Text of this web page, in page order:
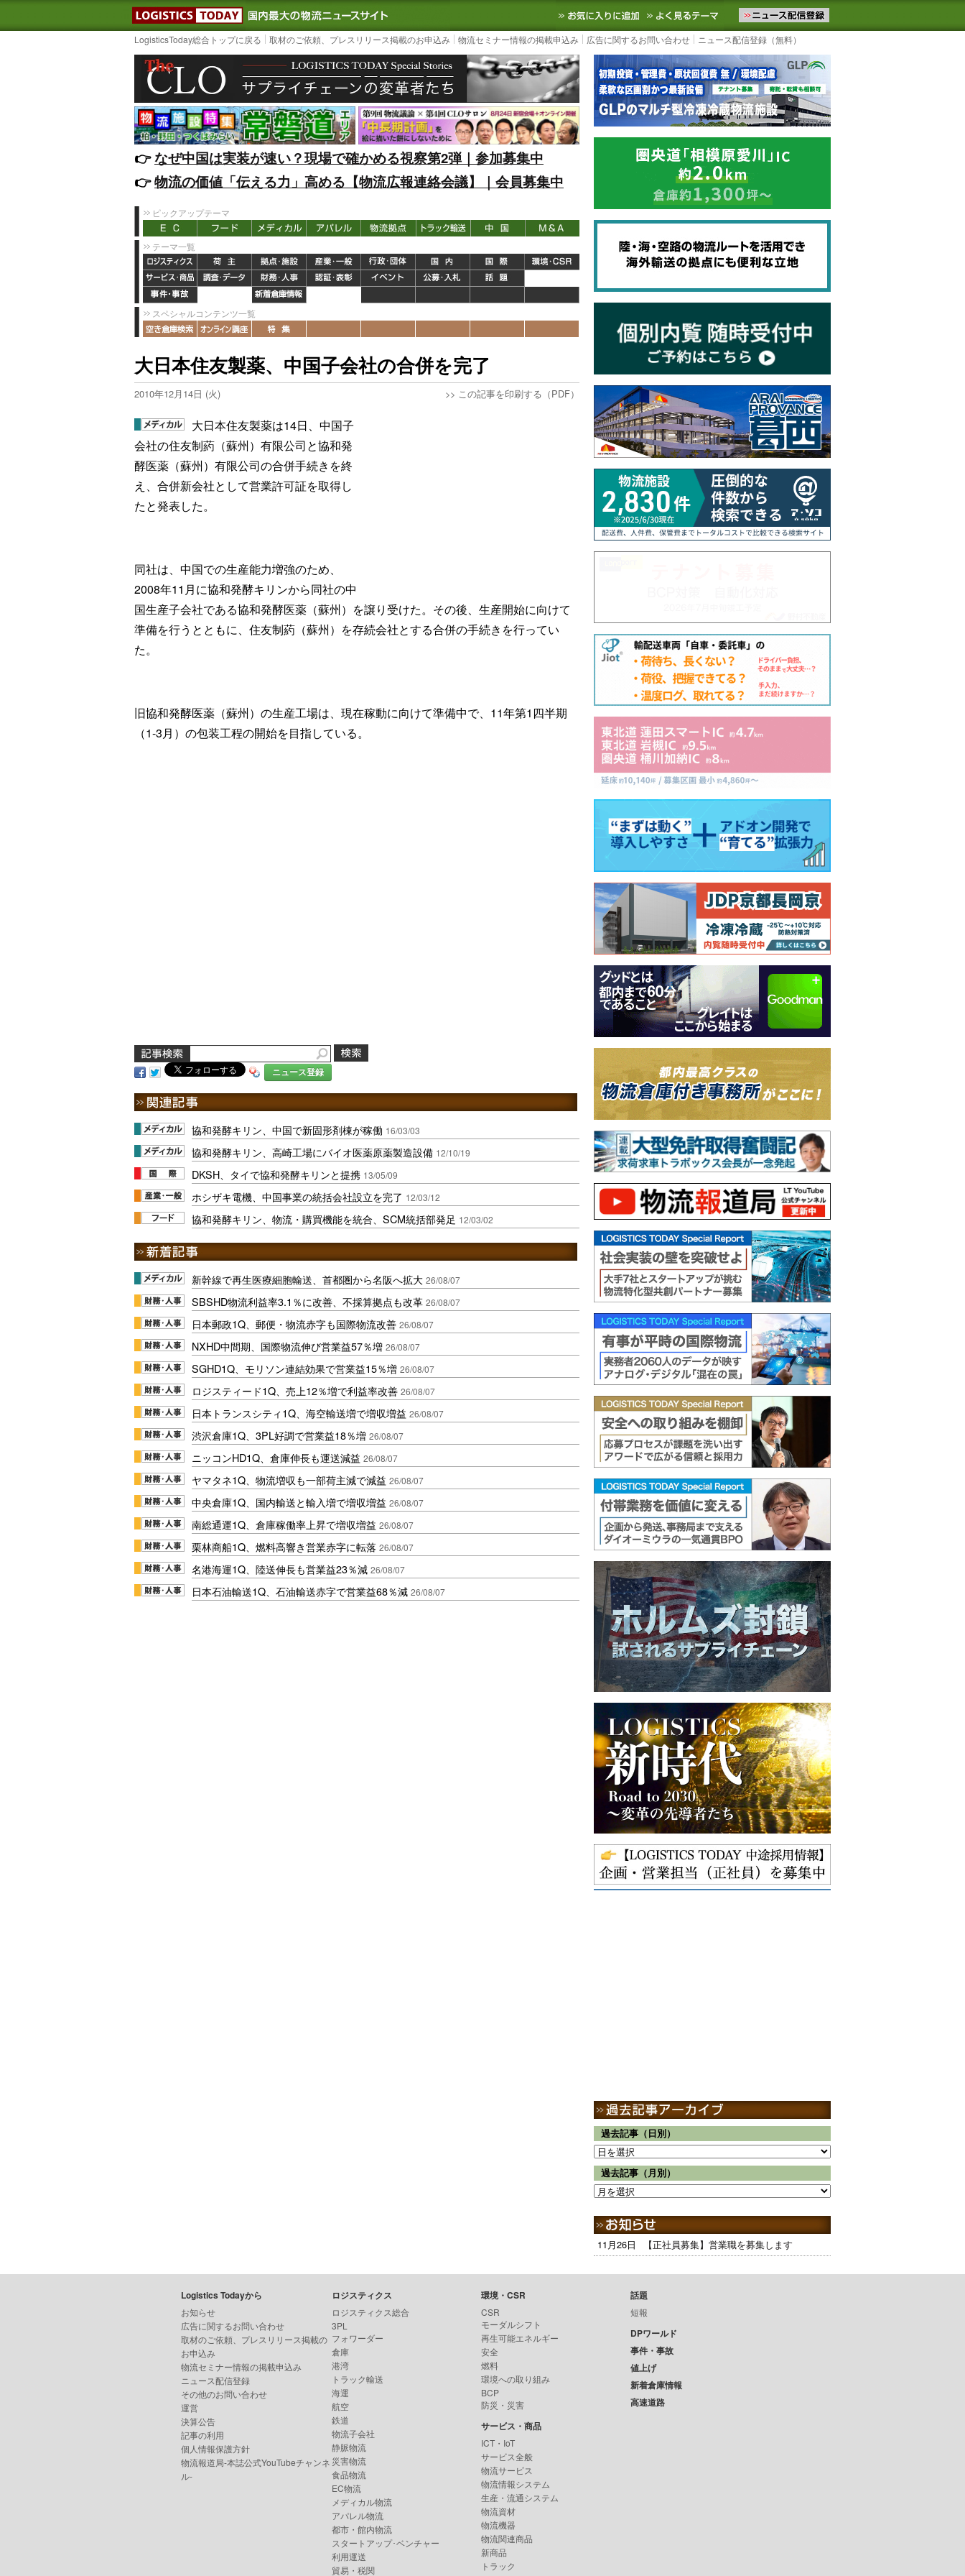
LOGISTICS TODAY｜国内最大の物流ニュースサイト3PL, SCMなど国内外の最新の物流ニュースをお届けします。物流ニュースメール配信を登録す
お気に入りに追加 よく見るテーマ
LogisticsToday総合トップに戻る 取材のご依頼、プレスリリース掲載のお申込み 物流セミナー情報の掲載申込み 広告に関するお問い合わせ ニュース配信登録（無料）
👉️なぜ中国は実装が速い？現場で確かめる視察第2弾｜参加募集中
👉️物流の価値「伝える力」高める【物流広報連絡会議】｜会員募集中
ピックアップテーマ
テーマ一覧
スペシャルコンテンツ一覧
大日本住友製薬、中国子会社の合併を完了
2010年12月14日 (火) >> この記事を印刷する（PDF）
大日本住友製薬は14日、中国子
会社の住友制葯（蘇州）有限公司と協和発
酵医薬（蘇州）有限公司の合併手続きを終
え、合併新会社として営業許可証を取得し
たと発表した。
同社は、中国での生産能力増強のため、
2008年11月に協和発酵キリンから同社の中
国生産子会社である協和発酵医薬（蘇州）を譲り受けた。その後、生産開始に向けて
準備を行うとともに、住友制葯（蘇州）を存続会社とする合併の手続きを行ってい
た。
旧協和発酵医薬（蘇州）の生産工場は、現在稼動に向けて準備中で、11年第1四半期
（1-3月）の包装工程の開始を目指している。
ニュース登録
協和発酵キリン、中国で新固形剤棟が稼働 16/03/03
協和発酵キリン、高崎工場にバイオ医薬原薬製造設備 12/10/19
DKSH、タイで協和発酵キリンと提携 13/05/09
ホシザキ電機、中国事業の統括会社設立を完了 12/03/12
協和発酵キリン、物流・購買機能を統合、SCM統括部発足 12/03/02
新幹線で再生医療細胞輸送、首都圏から名阪へ拡大 26/08/07
SBSHD物流利益率3.1％に改善、不採算拠点も改革 26/08/07
日本郵政1Q、郵便・物流赤字も国際物流改善 26/08/07
NXHD中間期、国際物流伸び営業益57％増 26/08/07
SGHD1Q、モリソン連結効果で営業益15％増 26/08/07
ロジスティード1Q、売上12％増で利益率改善 26/08/07
日本トランスシティ1Q、海空輸送増で増収増益 26/08/07
渋沢倉庫1Q、3PL好調で営業益18％増 26/08/07
ニッコンHD1Q、倉庫伸長も運送減益 26/08/07
ヤマタネ1Q、物流増収も一部荷主減で減益 26/08/07
中央倉庫1Q、国内輸送と輸入増で増収増益 26/08/07
南総通運1Q、倉庫稼働率上昇で増収増益 26/08/07
栗林商船1Q、燃料高響き営業赤字に転落 26/08/07
名港海運1Q、陸送伸長も営業益23％減 26/08/07
日本石油輸送1Q、石油輸送赤字で営業益68％減 26/08/07
過去記事（日別）
過去記事（月別）
11月26日 【正社員募集】営業職を募集します
Logistics Todayから
お知らせ
広告に関するお問い合わせ
取材のご依頼、プレスリリース掲載の
お申込み
物流セミナー情報の掲載申込み
ニュース配信登録
その他のお問い合わせ
運営
決算公告
記事の利用
個人情報保護方針
物流報道局-本誌公式YouTubeチャンネ
ル-
ロジスティクス
ロジスティクス総合
3PL
フォワーダー
倉庫
港湾
トラック輸送
海運
航空
鉄道
物流子会社
静脈物流
災害物流
食品物流
EC物流
メディカル物流
アパレル物流
都市・館内物流
スタートアップ･ベンチャー
利用運送
貿易・税関
環境・CSR
CSR
モーダルシフト
再生可能エネルギー
安全
燃料
環境への取り組み
BCP
防災・災害
サービス・商品
ICT・IoT
サービス全般
物流サービス
物流情報システム
生産・流通システム
物流資材
物流機器
物流関連商品
新商品
トラック
話題
短報
DPワールド
事件・事故
値上げ
新着倉庫情報
高速道路